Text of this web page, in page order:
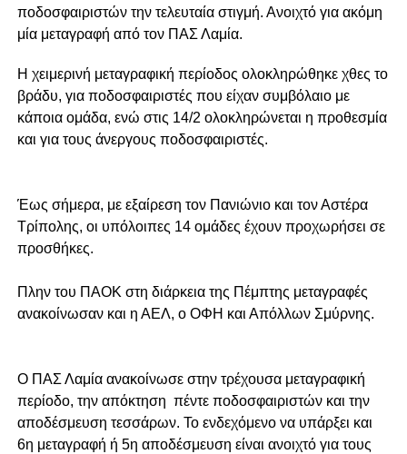
ποδοσφαιριστών την τελευταία στιγμή. Ανοιχτό για ακόμη
μία μεταγραφή από τον ΠΑΣ Λαμία.
Η χειμερινή μεταγραφική περίοδος ολοκληρώθηκε χθες το
βράδυ, για ποδοσφαιριστές που είχαν συμβόλαιο με
κάποια ομάδα, ενώ στις 14/2 ολοκληρώνεται η προθεσμία
και για τους άνεργους ποδοσφαιριστές.
Έως σήμερα, με εξαίρεση τον Πανιώνιο και τον Αστέρα
Τρίπολης, οι υπόλοιπες 14 ομάδες έχουν προχωρήσει σε
προσθήκες.
Πλην του ΠΑΟΚ στη διάρκεια της Πέμπτης μεταγραφές
ανακοίνωσαν και η ΑΕΛ, ο ΟΦΗ και Απόλλων Σμύρνης.
Ο ΠΑΣ Λαμία ανακοίνωσε στην τρέχουσα μεταγραφική
περίοδο, την απόκτηση πέντε ποδοσφαιριστών και την
αποδέσμευση τεσσάρων. Το ενδεχόμενο να υπάρξει και
6η μεταγραφή ή 5η αποδέσμευση είναι ανοιχτό για τους